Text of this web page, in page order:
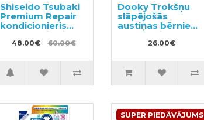
Shiseido Tsubaki
Premium Repair
kondicionieris
490ml + pildviela
660ml
48.00€ 60.00€
Dooky Trokšņu
slāpējošās
austiņas bērniem
no 3 gadiem +
26.00€
SUPER PIEDĀVĀJUMS